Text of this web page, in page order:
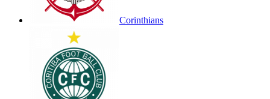
Corinthians